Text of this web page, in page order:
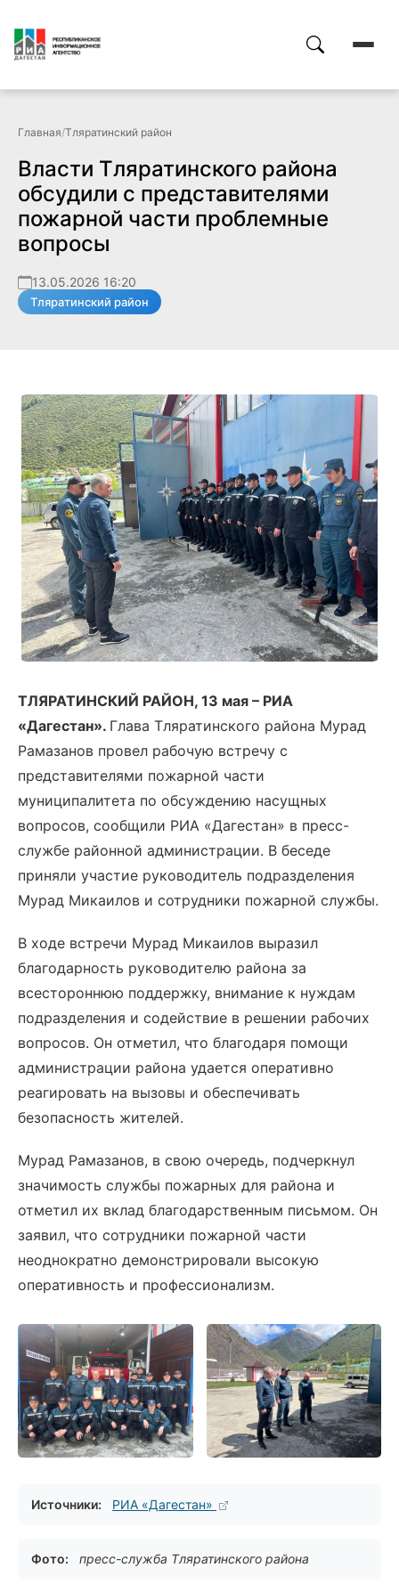
Главная/Тляратинский район
Власти Тляратинского района
обсудили с представителями
пожарной части проблемные
вопросы
13.05.2026 16:20
Тляратинский район
ТЛЯРАТИНСКИЙ РАЙОН, 13 мая – РИА
«Дагестан». Глава Тляратинского района Мурад
Рамазанов провел рабочую встречу с
представителями пожарной части
муниципалитета по обсуждению насущных
вопросов, сообщили РИА «Дагестан» в пресс-
службе районной администрации. В беседе
приняли участие руководитель подразделения
Мурад Микаилов и сотрудники пожарной службы.
В ходе встречи Мурад Микаилов выразил
благодарность руководителю района за
всестороннюю поддержку, внимание к нуждам
подразделения и содействие в решении рабочих
вопросов. Он отметил, что благодаря помощи
администрации района удается оперативно
реагировать на вызовы и обеспечивать
безопасность жителей.
Мурад Рамазанов, в свою очередь, подчеркнул
значимость службы пожарных для района и
отметил их вклад благодарственным письмом. Он
заявил, что сотрудники пожарной части
неоднократно демонстрировали высокую
оперативность и профессионализм.
Источники: РИА «Дагестан»
Фото: пресс-служба Тляратинского района